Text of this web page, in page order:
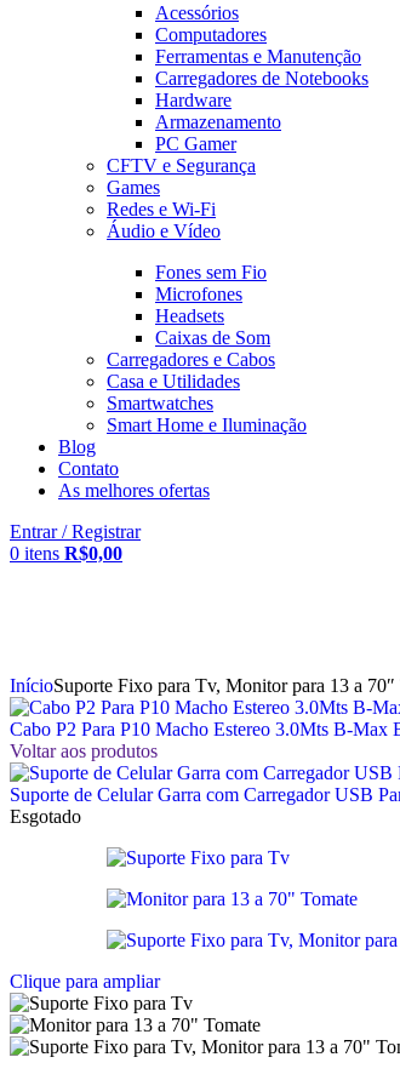
Acessórios
Computadores
Ferramentas e Manutenção
Carregadores de Notebooks
Hardware
Armazenamento
PC Gamer
CFTV e Segurança
Games
Redes e Wi-Fi
Áudio e Vídeo
Fones sem Fio
Microfones
Headsets
Caixas de Som
Carregadores e Cabos
Casa e Utilidades
Smartwatches
Smart Home e Iluminação
Blog
Contato
As melhores ofertas
Entrar / Registrar
0 itens R$0,00
InícioSuporte Fixo para Tv, Monitor para 13 a 70″
Cabo P2 Para P10 Macho Estereo 3.0Mts B-Max
Voltar aos produtos
Suporte de Celular Garra com Carregador USB
Esgotado
Clique para ampliar